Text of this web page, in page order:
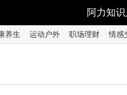
阿力知
养生 运动户外 职场理财 情感